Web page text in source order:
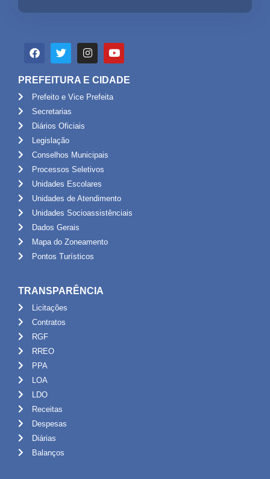
PREFEITURA E CIDADE
Prefeito e Vice Prefeita
Secretarias
Diários Oficiais
Legislação
Conselhos Municipais
Processos Seletivos
Unidades Escolares
Unidades de Atendimento
Unidades Socioassistênciais
Dados Gerais
Mapa do Zoneamento
Pontos Turísticos
TRANSPARÊNCIA
Licitações
Contratos
RGF
RREO
PPA
LOA
LDO
Receitas
Despesas
Diárias
Balanços